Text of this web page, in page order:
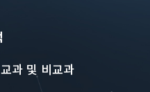
교과 및 비교과